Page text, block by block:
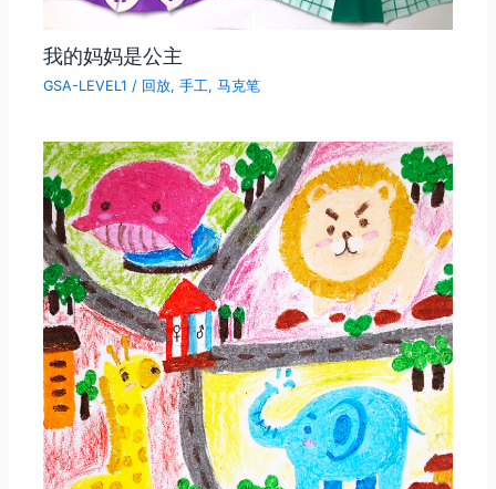
我的妈妈是公主
GSA-LEVEL1 / 回放,手工,马克笔